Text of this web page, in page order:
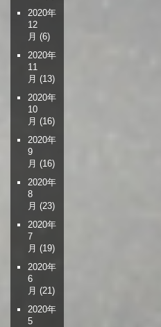
2020年
12
月 (6)
2020年
11
月 (13)
2020年
10
月 (16)
2020年
9
月 (16)
2020年
8
月 (23)
2020年
7
月 (19)
2020年
6
月 (21)
2020年
5